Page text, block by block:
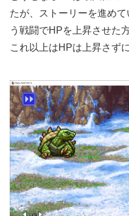
たが、ストーリーを進め
う戦闘でHPを上昇させた
これ以上はHPは上昇さず